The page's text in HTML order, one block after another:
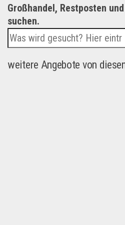
Großhandel, Restposten
suchen.
weitere Angebote von